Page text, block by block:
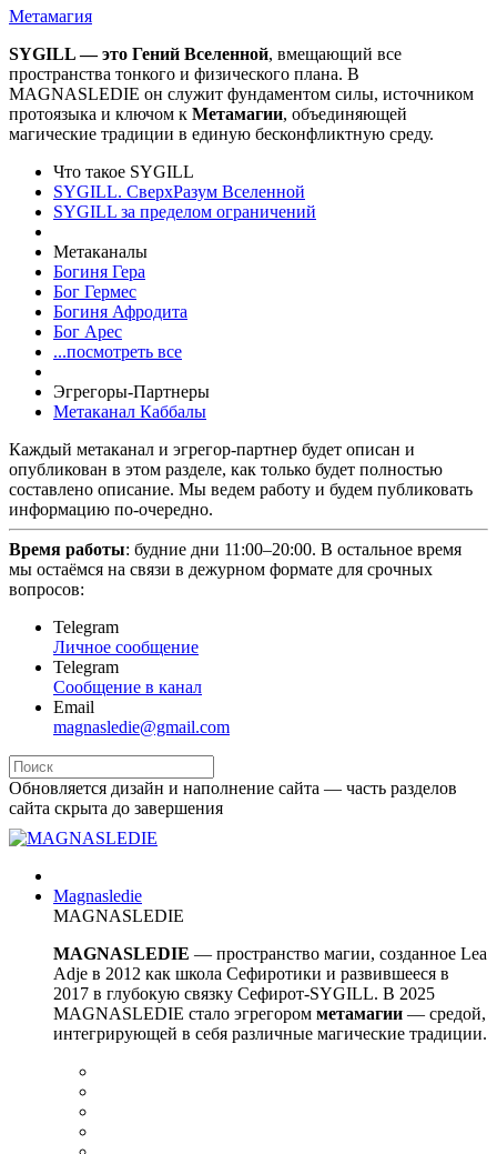
Метамагия
SYGILL — это Гений Вселенной, вмещающий все
пространства тонкого и физического плана. В
MAGNASLEDIE он служит фундаментом силы, источником
протоязыка и ключом к Метамагии, объединяющей
магические традиции в единую бесконфликтную среду.
Что такое SYGILL
SYGILL. СверхРазум Вселенной
SYGILL за пределом ограничений
Метаканалы
Богиня Гера
Бог Гермес
Богиня Афродита
Бог Арес
...посмотреть все
Эгрегоры-Партнеры
Метаканал Каббалы
Каждый метаканал и эгрегор-партнер будет описан и
опубликован в этом разделе, как только будет полностью
составлено описание. Мы ведем работу и будем публиковать
информацию по-очередно.
Время работы: будние дни 11:00–20:00. В остальное время
мы остаёмся на связи в дежурном формате для срочных
вопросов:
Telegram
Личное сообщение
Telegram
Сообщение в канал
Email
magnasledie@gmail.com
Обновляется дизайн и наполнение сайта — часть разделов
сайта скрыта до завершения
Magnasledie
MAGNASLEDIE
MAGNASLEDIE — пространство магии, созданное Lea
Adje в 2012 как школа Сефиротики и развившееся в
2017 в глубокую связку Сефирот-SYGILL. В 2025
MAGNASLEDIE стало эгрегором метамагии — средой,
интегрирующей в себя различные магические традиции.